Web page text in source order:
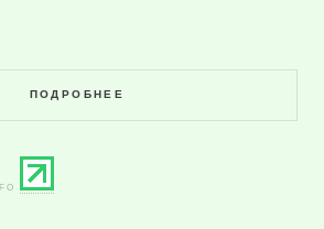
ПОДРОБНЕЕ